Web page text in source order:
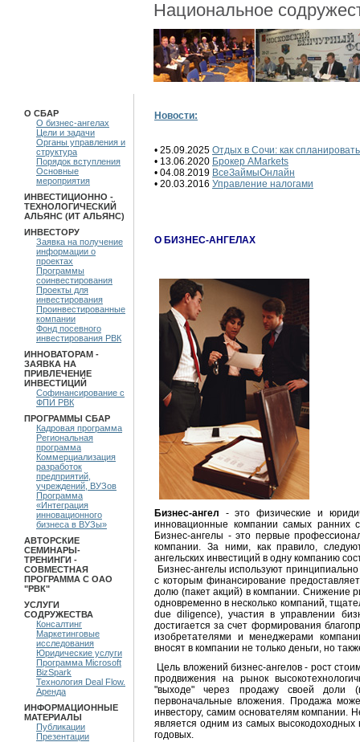
Национальное
О СБАР
О бизнес-ангелах
Цели и задачи
Органы управления и
структура
Порядок вступления
Основные
мероприятия
ИНВЕСТИЦИОННО -
ТЕХНОЛОГИЧЕСКИЙ
АЛЬЯНС (ИТ АЛЬЯНС)
ИНВЕСТОРУ
Заявка на получение
информации о
проектах
Программы
соинвестирования
Проекты для
инвестирования
Проинвестированные
компании
Фонд посевного
инвестирования РВК
ИННОВАТОРАМ -
ЗАЯВКА НА
ПРИВЛЕЧЕНИЕ
ИНВЕСТИЦИЙ
Софинансирование с
ФПИ РВК
ПРОГРАММЫ СБАР
Кадровая программа
Региональная
программа
Коммерциализация
разработок
предприятий,
учреждений, ВУЗов
Программа
«Интеграция
инновационного
бизнеса в ВУЗы»
АВТОРСКИЕ
СЕМИНАРЫ-
ТРЕНИНГИ -
СОВМЕСТНАЯ
ПРОГРАММА С ОАО
"РВК"
УСЛУГИ
СОДРУЖЕСТВА
Консалтинг
Маркетинговые
исследования
Юридические услуги
Программа Microsoft
BizSpark
Технология Deal Flow.
Аренда
ИНФОРМАЦИОННЫЕ
МАТЕРИАЛЫ
Публикации
Презентации
Новости:
• 25.09.2025 Отдых в Сочи: как
• 13.06.2020 Брокер AMarkets
• 04.08.2019 ВсеЗаймыОнлайн
• 20.03.2016 Управление налогами
О БИЗНЕС-АНГЕЛАХ
Бизнес-ангел - это физические и
инновационные компании самых ранних
Бизнес-ангелы - это первые
компании. За ними, как правило,
ангельских инвестиций в одну компанию
Бизнес-ангелы используют
с которым финансирование
долю (пакет акций) в компании. Снижение
одновременно в несколько компаний,
due diligence), участия в управлении
достигается за счет формирования
изобретателями и менеджерами
вносят в компании не только деньги, но
Цель вложений бизнес-ангелов - рост
продвижения на рынок
"выходе" через продажу своей доли
первоначальные вложения. Продажа
инвестору, самим основателям компании.
является одним из самых
годовых.